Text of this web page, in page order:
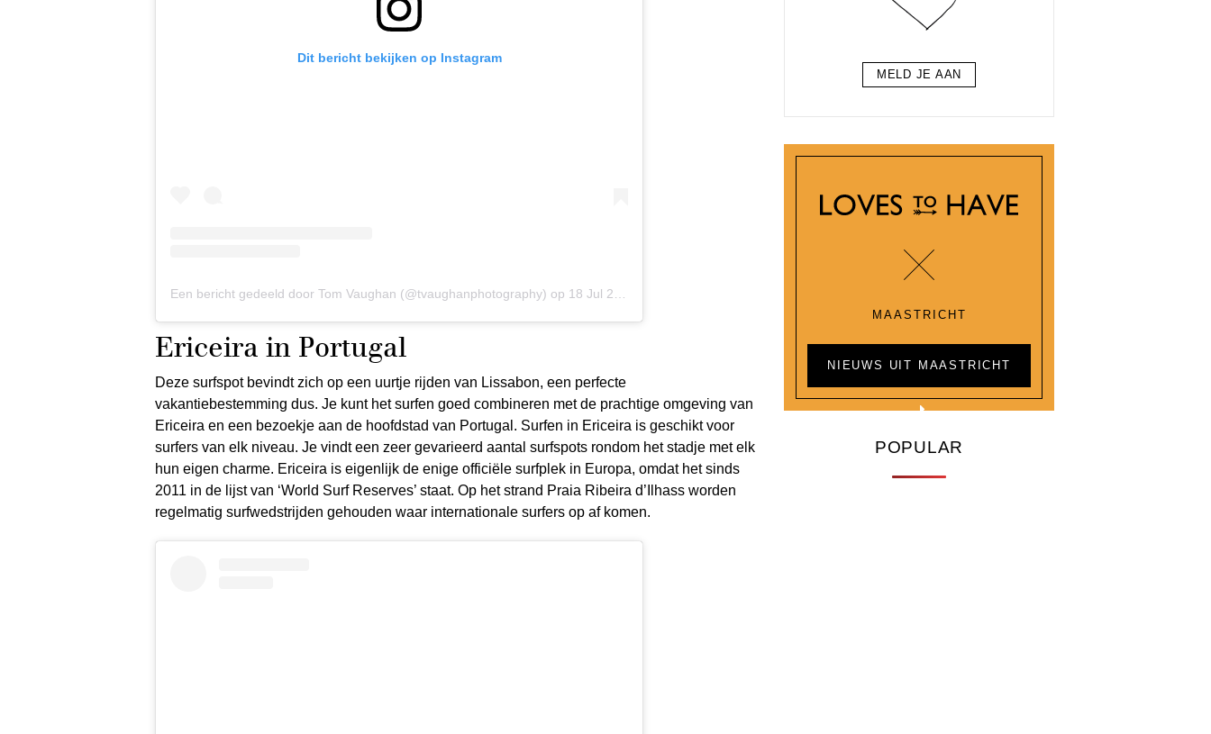
Dit bericht bekijken op Instagram
Een bericht gedeeld door Tom Vaughan (@tvaughanphotography) op 18 Jul 2020 om 12:23 (PDT)
Ericeira in Portugal
Deze surfspot bevindt zich op een uurtje rijden van Lissabon, een perfecte
vakantiebestemming dus. Je kunt het surfen goed combineren met de prachtige omgeving van
Ericeira en een bezoekje aan de hoofdstad van Portugal. Surfen in Ericeira is geschikt voor
surfers van elk niveau. Je vindt een zeer gevarieerd aantal surfspots rondom het stadje met elk
hun eigen charme. Ericeira is eigenlijk de enige officiële surfplek in Europa, omdat het sinds
2011 in de lijst van ‘World Surf Reserves’ staat. Op het strand Praia Ribeira d’Ilhass worden
regelmatig surfwedstrijden gehouden waar internationale surfers op af komen.
MELD JE AAN
MAASTRICHT
NIEUWS UIT MAASTRICHT
POPULAR